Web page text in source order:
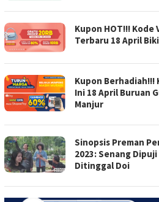
Kupon HOT!!! Kode
Terbaru 18 April
Kupon Berhadiah!!!
Ini 18 April Buruan
Manjur
Sinopsis Preman
2023: Senang
Ditinggal Doi